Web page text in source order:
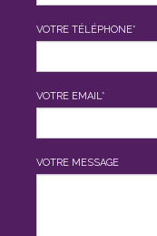
VOTRE TÉLÉPHONE*
VOTRE EMAIL*
VOTRE MESSAGE